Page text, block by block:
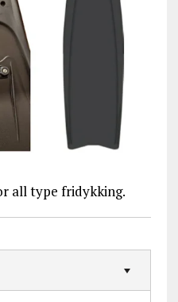
all type fridykking.